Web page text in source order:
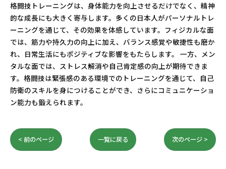
格闘技トレーニングは、身体能力を向上させるだけでなく、精神
的な成長にも大きく寄与します。多くの日本人がパーソナルトレ
ーニングを通じて、その効果を体感しています。フィジカルな面
では、筋力や持久力の向上に加え、バランス感覚や敏捷性も磨か
れ、日常生活にもポジティブな影響をもたらします。 一方、メン
タルな面では、ストレス解消や自己肯定感の向上が期待できま
す。格闘技は緊張感のある環境でのトレーニングを通じて、自己
防衛のスキルを身につけることができ、さらにコミュニケーショ
ン能力も鍛えられます。
< 前のページ 一覧に戻る 次のページ >